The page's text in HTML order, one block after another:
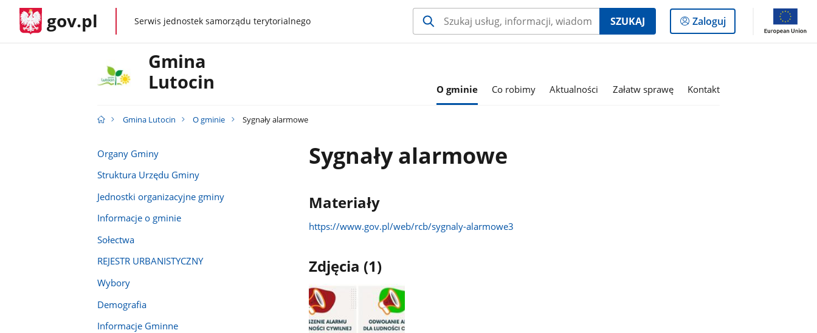
gov.pl gov.plSerwis jednostek samorządu terytorialnego SZUKAJ
Logowanie
do
Zaloguj
Gmina
Lutocin
O gminie Co robimy Aktualności Załatw sprawę Kontakt
Gmina Lutocin O gminie Sygnały alarmowe
Organy Gminy
Struktura Urzędu Gminy
Jednostki organizacyjne gminy
Informacje o gminie
Sołectwa
REJESTR URBANISTYCZNY
Wybory
Demografia
Informacje Gminne
Sygnały alarmowe
Materiały
https://www.gov.pl/web/rcb/sygnaly-alarmowe3
Zdjęcia (1)